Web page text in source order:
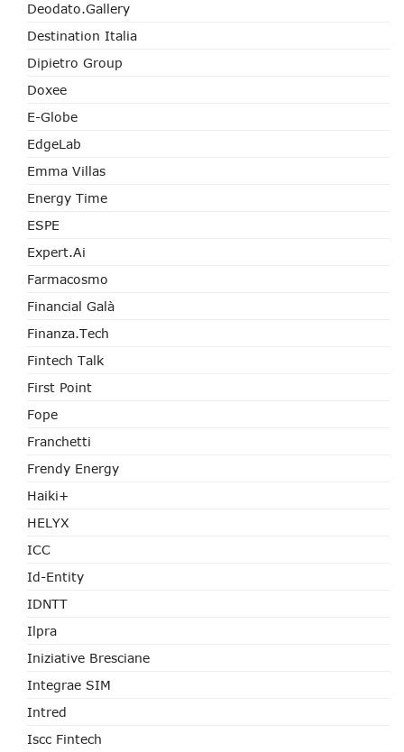
Deodato.Gallery
Destination Italia
Dipietro Group
Doxee
E-Globe
EdgeLab
Emma Villas
Energy Time
ESPE
Expert.ai
Farmacosmo
Financial Galà
Finanza.tech
Fintech Talk
First Point
Fope
Franchetti
Frendy Energy
Haiki+
HELYX
ICC
Id-Entity
IDNTT
Ilpra
Iniziative Bresciane
Integrae SIM
Intred
Iscc Fintech